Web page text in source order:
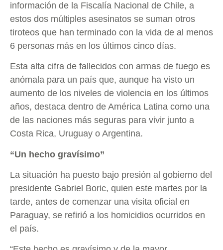
información de la Fiscalía Nacional de Chile, a
estos dos múltiples asesinatos se suman otros
tiroteos que han terminado con la vida de al menos
6 personas más en los últimos cinco días.
Esta alta cifra de fallecidos con armas de fuego es
anómala para un país que, aunque ha visto un
aumento de los niveles de violencia en los últimos
años, destaca dentro de América Latina como una
de las naciones más seguras para vivir junto a
Costa Rica, Uruguay o Argentina.
“Un hecho gravísimo”
La situación ha puesto bajo presión al gobierno del
presidente Gabriel Boric, quien este martes por la
tarde, antes de comenzar una visita oficial en
Paraguay, se refirió a los homicidios ocurridos en
el país.